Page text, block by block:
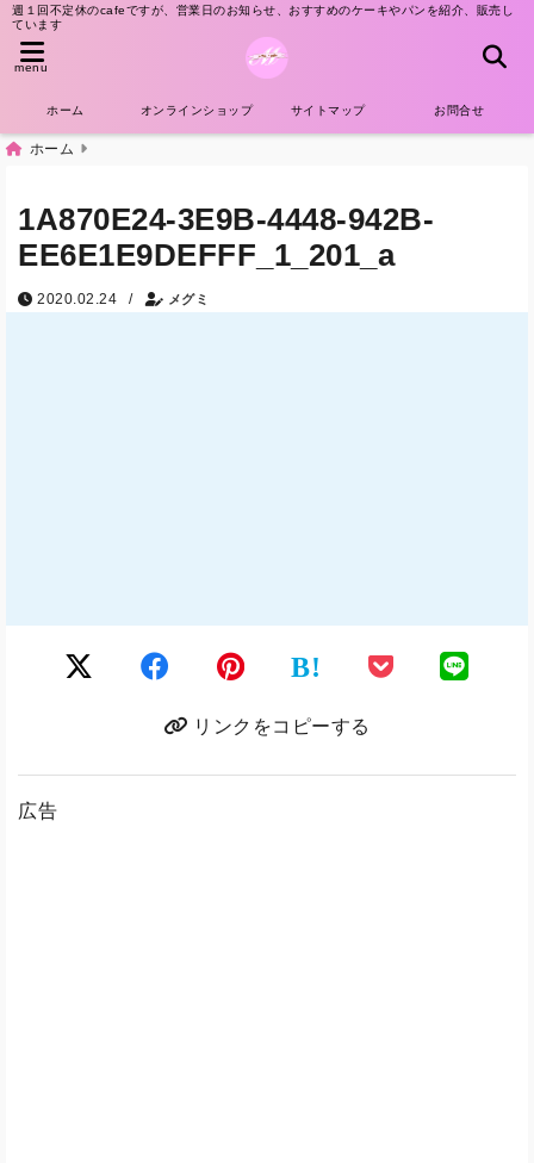
週１回不定休のcafeですが、営業日のお知らせ、おすすめのケーキやパンを紹介、販売し
ています
menu
ホーム オンラインショップ サイトマップ お問合せ
ホーム
1A870E24-3E9B-4448-942B-
EE6E1E9DEFFF_1_201_a
2020.02.24 / メグミ
B!
リンクをコピーする
広告